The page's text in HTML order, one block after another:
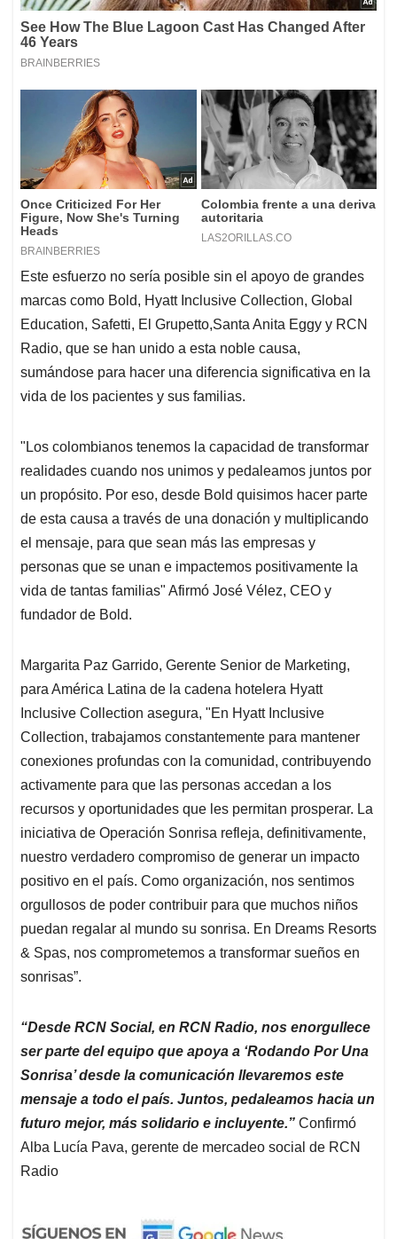
Este esfuerzo no sería posible sin el apoyo de grandes
marcas como Bold, Hyatt Inclusive Collection, Global
Education, Safetti, El Grupetto,Santa Anita Eggy y RCN
Radio, que se han unido a esta noble causa,
sumándose para hacer una diferencia significativa en la
vida de los pacientes y sus familias.
"Los colombianos tenemos la capacidad de transformar
realidades cuando nos unimos y pedaleamos juntos por
un propósito. Por eso, desde Bold quisimos hacer parte
de esta causa a través de una donación y multiplicando
el mensaje, para que sean más las empresas y
personas que se unan e impactemos positivamente la
vida de tantas familias" Afirmó José Vélez, CEO y
fundador de Bold.
Margarita Paz Garrido, Gerente Senior de Marketing,
para América Latina de la cadena hotelera Hyatt
Inclusive Collection asegura, "En Hyatt Inclusive
Collection, trabajamos constantemente para mantener
conexiones profundas con la comunidad, contribuyendo
activamente para que las personas accedan a los
recursos y oportunidades que les permitan prosperar. La
iniciativa de Operación Sonrisa refleja, definitivamente,
nuestro verdadero compromiso de generar un impacto
positivo en el país. Como organización, nos sentimos
orgullosos de poder contribuir para que muchos niños
puedan regalar al mundo su sonrisa. En Dreams Resorts
& Spas, nos comprometemos a transformar sueños en
sonrisas”.
“Desde RCN Social, en RCN Radio, nos enorgullece
ser parte del equipo que apoya a ‘Rodando Por Una
Sonrisa’ desde la comunicación llevaremos este
mensaje a todo el país. Juntos, pedaleamos hacia un
futuro mejor, más solidario e incluyente.” Confirmó
Alba Lucía Pava, gerente de mercadeo social de RCN
Radio